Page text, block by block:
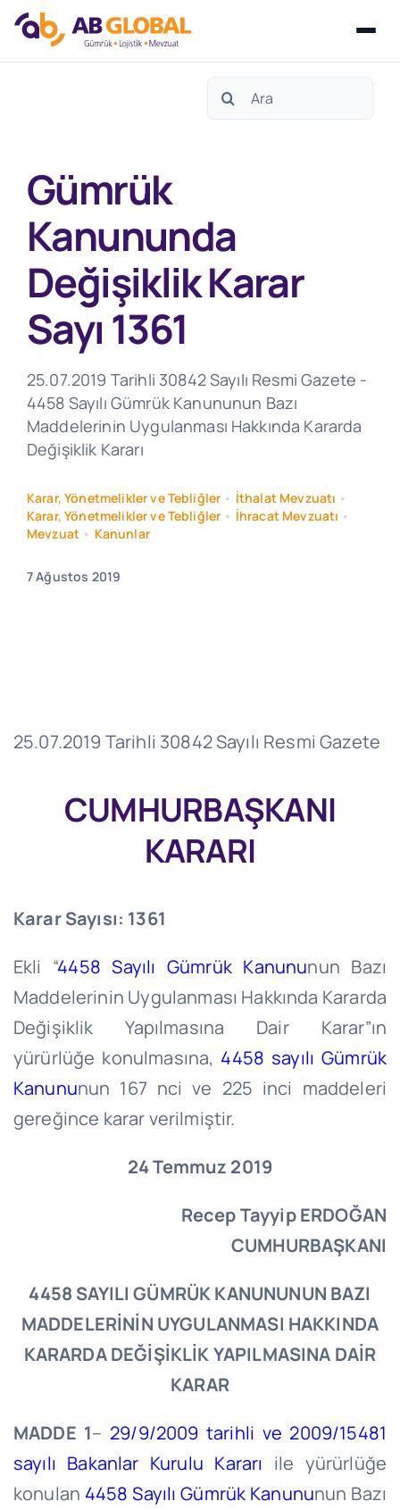
Search
Gümrük
Kanununda
Değişiklik Karar
Sayı 1361
25.07.2019 Tarihli 30842 Sayılı Resmi Gazete -
4458 Sayılı Gümrük Kanununun Bazı
Maddelerinin Uygulanması Hakkında Kararda
Değişiklik Kararı
Karar, Yönetmelikler ve Tebliğler • İthalat Mevzuatı •
Karar, Yönetmelikler ve Tebliğler • İhracat Mevzuatı •
Mevzuat • Kanunlar
7 Ağustos 2019
25.07.2019 Tarihli 30842 Sayılı Resmi Gazete
CUMHURBAŞKANI
KARARI
Karar Sayısı: 1361
Ekli “4458 Sayılı Gümrük Kanununun Bazı
Maddelerinin Uygulanması Hakkında Kararda
Değişiklik Yapılmasına Dair Karar”ın
yürürlüğe konulmasına, 4458 sayılı Gümrük
Kanununun 167 nci ve 225 inci maddeleri
gereğince karar verilmiştir.
24 Temmuz 2019
Recep Tayyip ERDOĞAN
CUMHURBAŞKANI
4458 SAYILI GÜMRÜK KANUNUNUN BAZI
MADDELERİNİN UYGULANMASI HAKKINDA
KARARDA DEĞİŞİKLİK YAPILMASINA DAİR
KARAR
MADDE 1– 29/9/2009 tarihli ve 2009/15481
sayılı Bakanlar Kurulu Kararı ile yürürlüğe
konulan 4458 Sayılı Gümrük Kanununun Bazı